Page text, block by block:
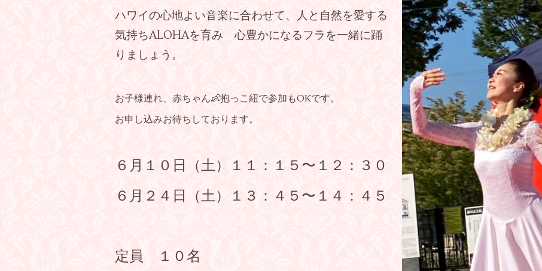
ハワイの心地よい音楽に合わせて、人と自然を愛する
気持ちALOHAを育み 心豊かになるフラを一緒に踊
りましょう。
お子様連れ、 赤ちゃん👶抱っこ紐で参加もOKです。
お申し込みお待ちしております。
６月１０日（土）１１：１５〜１２：３０
６月２４日（土）１３：４５〜１４：４５
定員 １０名